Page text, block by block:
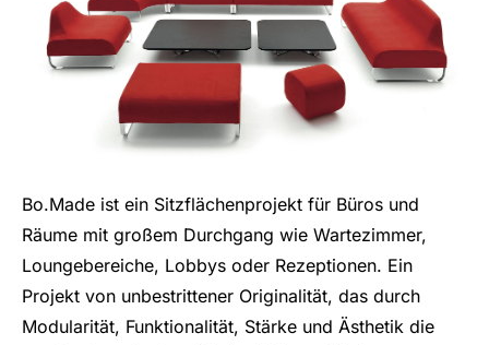
Bo.Made ist ein Sitzflächenprojekt für Büros und
Räume mit großem Durchgang wie Wartezimmer,
Loungebereiche, Lobbys oder Rezeptionen. Ein
Projekt von unbestrittener Originalität, das durch
Modularität, Funktionalität, Stärke und Ästhetik die